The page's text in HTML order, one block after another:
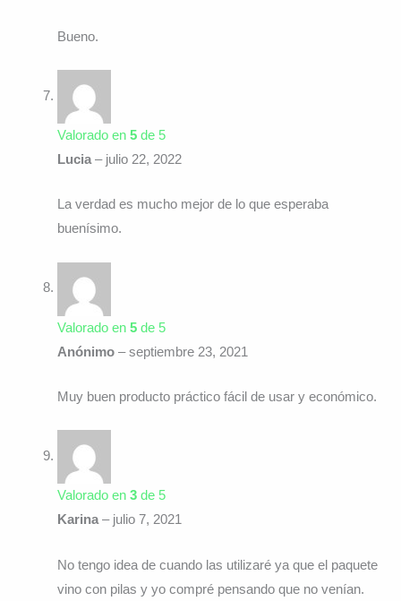
Bueno.
Valorado en 5de 5
Lucia – julio 22, 2022
La verdad es mucho mejor de lo que esperaba
buenísimo.
Valorado en 5de 5
Anónimo – septiembre 23, 2021
Muy buen producto práctico fácil de usar y económico.
Valorado en 3de 5
Karina– julio 7, 2021
No tengo idea de cuando las utilizaré ya que el paquete
vino con pilas y yo compré pensando que no venían.